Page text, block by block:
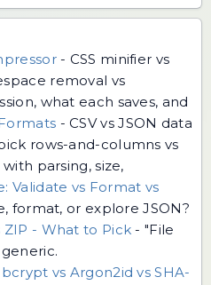
- CSS minifier vs
removal vs
what each saves, and
-CSV vs JSON data
rows-and-columns vs
parsing, size,
Validate vs Format vs
format, or explore JSON?
ZIP - What to Pick -"File
vs Argon2id vs SHA-